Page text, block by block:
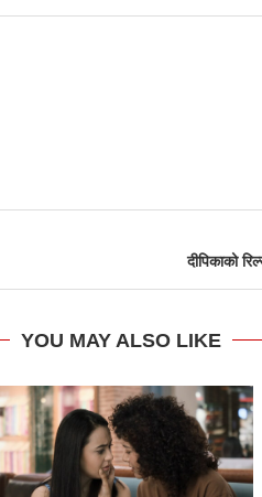
दीपिकाको
YOU MAY ALSO LIKE